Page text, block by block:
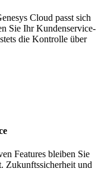
Cloud passt sich
Sie Ihr Kundenservice-
die Kontrolle über
Features bleiben Sie
Zukunftssicherheit und